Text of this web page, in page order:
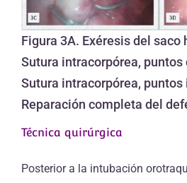
Figura 3A. Exéresis del saco
Sutura intracorpórea, puntos
Sutura intracorpórea, puntos
Reparación completa del
Técnica quirúrgica
Posterior a la intubación